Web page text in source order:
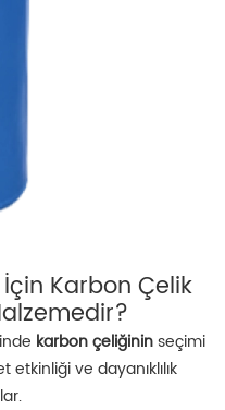
İçin Karbon Çelik
karbon çeliğininseçimi
ve dayanıklılık